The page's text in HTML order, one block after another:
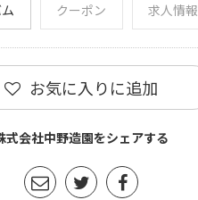
クーポン 求人情報
お気に入りに追加
式会社中野造園をシェアする